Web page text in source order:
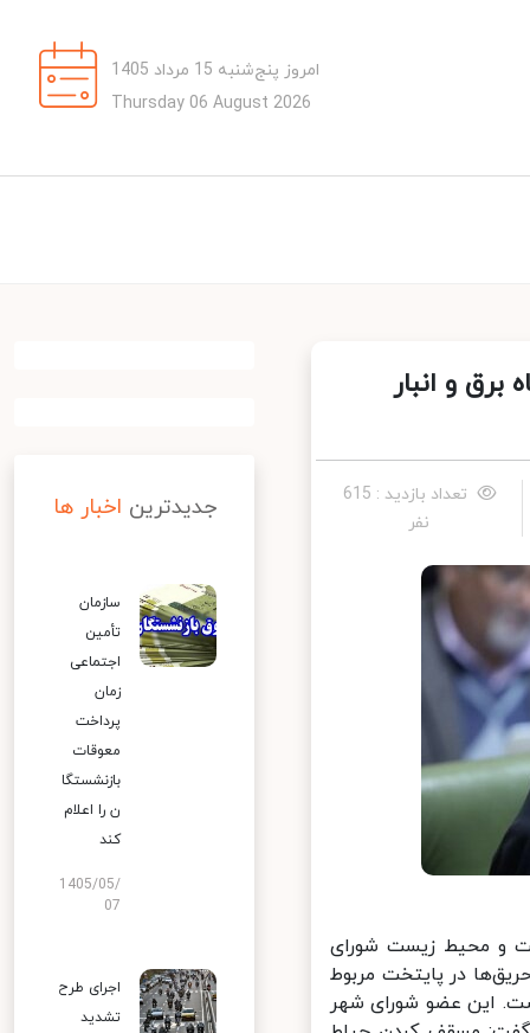
امروز پنج‌شنبه 15 مرداد 1405
Thursday 06 August 2026
و انبار
تعداد بازدید : 615
نفر
و محیط زیست شورای
مهر در صحن شورا گفت: ۲۶ درصد از حریق‌ها در پایتخت مربوط
است. این عضو شورای شهر
جدیدترین اخبار ها
سازمان
تأمین
اجتماعی
زمان
پرداخت
معوقات
بازنشستگا
ن را اعلام
کند
1405/05/
07
اجرای طرح
تشدید